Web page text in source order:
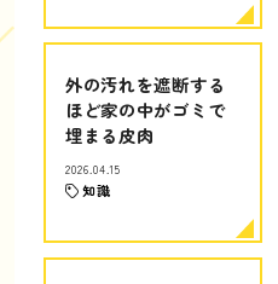
外の汚れを遮断する
ほど家の中がゴミで
埋まる皮肉
2026.04.15
知識